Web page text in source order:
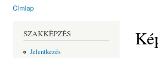
Címlap
SZAKKÉPZÉS
Jelentkezés